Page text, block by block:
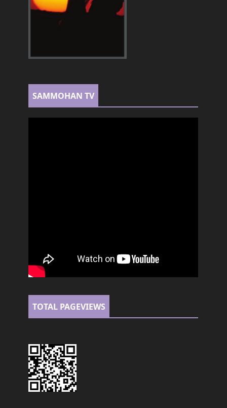
SAMMOHAN TV
TOTAL PAGEVIEWS